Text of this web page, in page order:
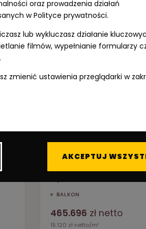
oraz prowadzenia działań
w Polityce prywatności.
lub wykluczasz działanie
filmów, wypełnianie formularzy
zmienić ustawienia przeglądarki w
AKCEPTUJ
podobne lokale
30.80
BALKON
465.696 zł netto
15.120 zł netto/m²